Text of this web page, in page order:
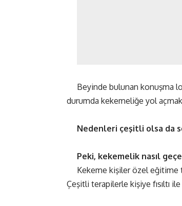
Beyinde bulunan konuşma
durumda kekemeliğe yol
Nedenleri çeşitli olsa da
Peki, kekemelik nasıl
Kekeme kişiler özel eğitime
Çeşitli terapilerle kişiye fısıltı ile